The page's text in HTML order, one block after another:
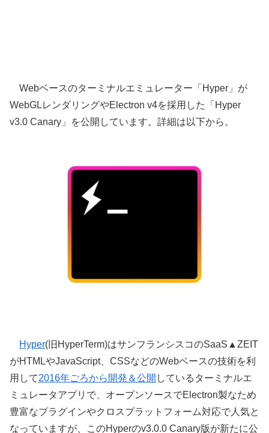
Webベースのターミナルエミュレーター「Hyper」が
WebGLレンダリングやElectron v4を採用した「Hyper
v3.0 Canary」を公開しています。詳細は以下から。
Hyper(旧HyperTerm)はサンフランシスコのSaaS▲ZEIT
がHTMLやJavaScript、CSSなどのWebベースの技術を利
用して2016年ごろから開発＆公開 しているターミナルエ
ミュレータアプリで、オープンソースでElectron製なため
豊富なプラグインやクロスプラットフォーム対応で人気と
なっていますが、このHyperのv3.0.0 Canary版が新たに公